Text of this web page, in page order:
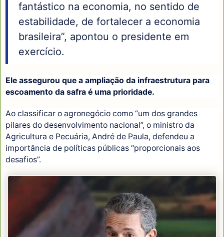
fantástico na economia, no sentido de
estabilidade, de fortalecer a economia
brasileira”, apontou o presidente em
exercício.
Ele assegurou que a ampliação da infraestrutura para
escoamento da safra é uma prioridade.
Ao classificar o agronegócio como “um dos grandes
pilares do desenvolvimento nacional”, o ministro da
Agricultura e Pecuária, André de Paula, defendeu a
importância de políticas públicas “proporcionais aos
desafios”.